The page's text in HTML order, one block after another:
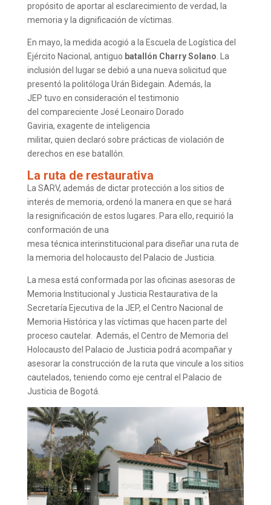
propósito de aportar al esclarecimiento de verdad, la
memoria y la dignificación de víctimas.
En mayo, la medida acogió a la Escuela de Logística del
Ejército Nacional, antiguo batallón Charry Solano . La
inclusión del lugar se debió a una nueva solicitud que
presentó la politóloga Urán Bidegain. Además, la
JEP tuvo en consideración el testimonio
del compareciente José Leonairo Dorado
Gaviria, exagente de inteligencia
militar, quien declaró sobre prácticas de violación de
derechos en ese batallón.
La ruta de restaurativa
La SARV, además de dictar protección a los sitios de
interés de memoria, ordenó la manera en que se hará
la resignificación de estos lugares. Para ello, requirió la
conformación de una
mesa técnica interinstitucional para diseñar una ruta de
la memoria del holocausto del Palacio de Justicia.
La mesa está conformada por las oficinas asesoras de
Memoria Institucional y Justicia Restaurativa de la
Secretaría Ejecutiva de la JEP, el Centro Nacional de
Memoria Histórica y las víctimas que hacen parte del
proceso cautelar. Además, el Centro de Memoria del
Holocausto del Palacio de Justicia podrá acompañar y
asesorar la construcción de la ruta que vincule a los sitios
cautelados, teniendo como eje central el Palacio de
Justicia de Bogotá.